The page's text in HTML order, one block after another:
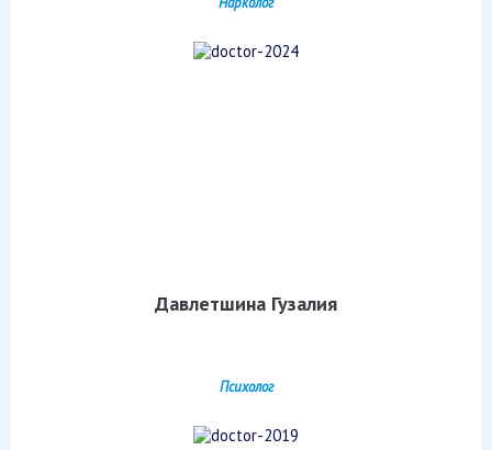
Давлетшина Гузалия
Психолог